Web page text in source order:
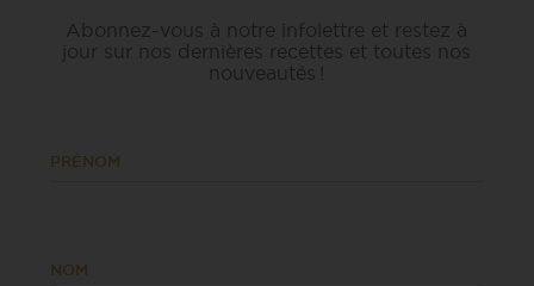
Abonnez-vous à notre infolettre et restez à
jour sur nos dernières recettes et toutes nos
nouveautés !
PRÉNOM
NOM